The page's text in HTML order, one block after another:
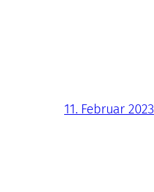
11. Februar 2023